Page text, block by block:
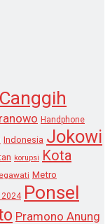
Canggih
Handphone
Indonesia Jokowi
korupsi Kota
Metro
2024 Ponsel
Pramono Anung